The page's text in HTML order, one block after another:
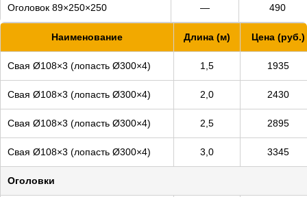
Оголовок 89×250×250 — 490
Наименование Длина (м) Цена (руб.)
Свая Ø108×3 (лопасть Ø300×4) 1,5 1935
Свая Ø108×3 (лопасть Ø300×4) 2,0 2430
Свая Ø108×3 (лопасть Ø300×4) 2,5 2895
Свая Ø108×3 (лопасть Ø300×4) 3,0 3345
Оголовки